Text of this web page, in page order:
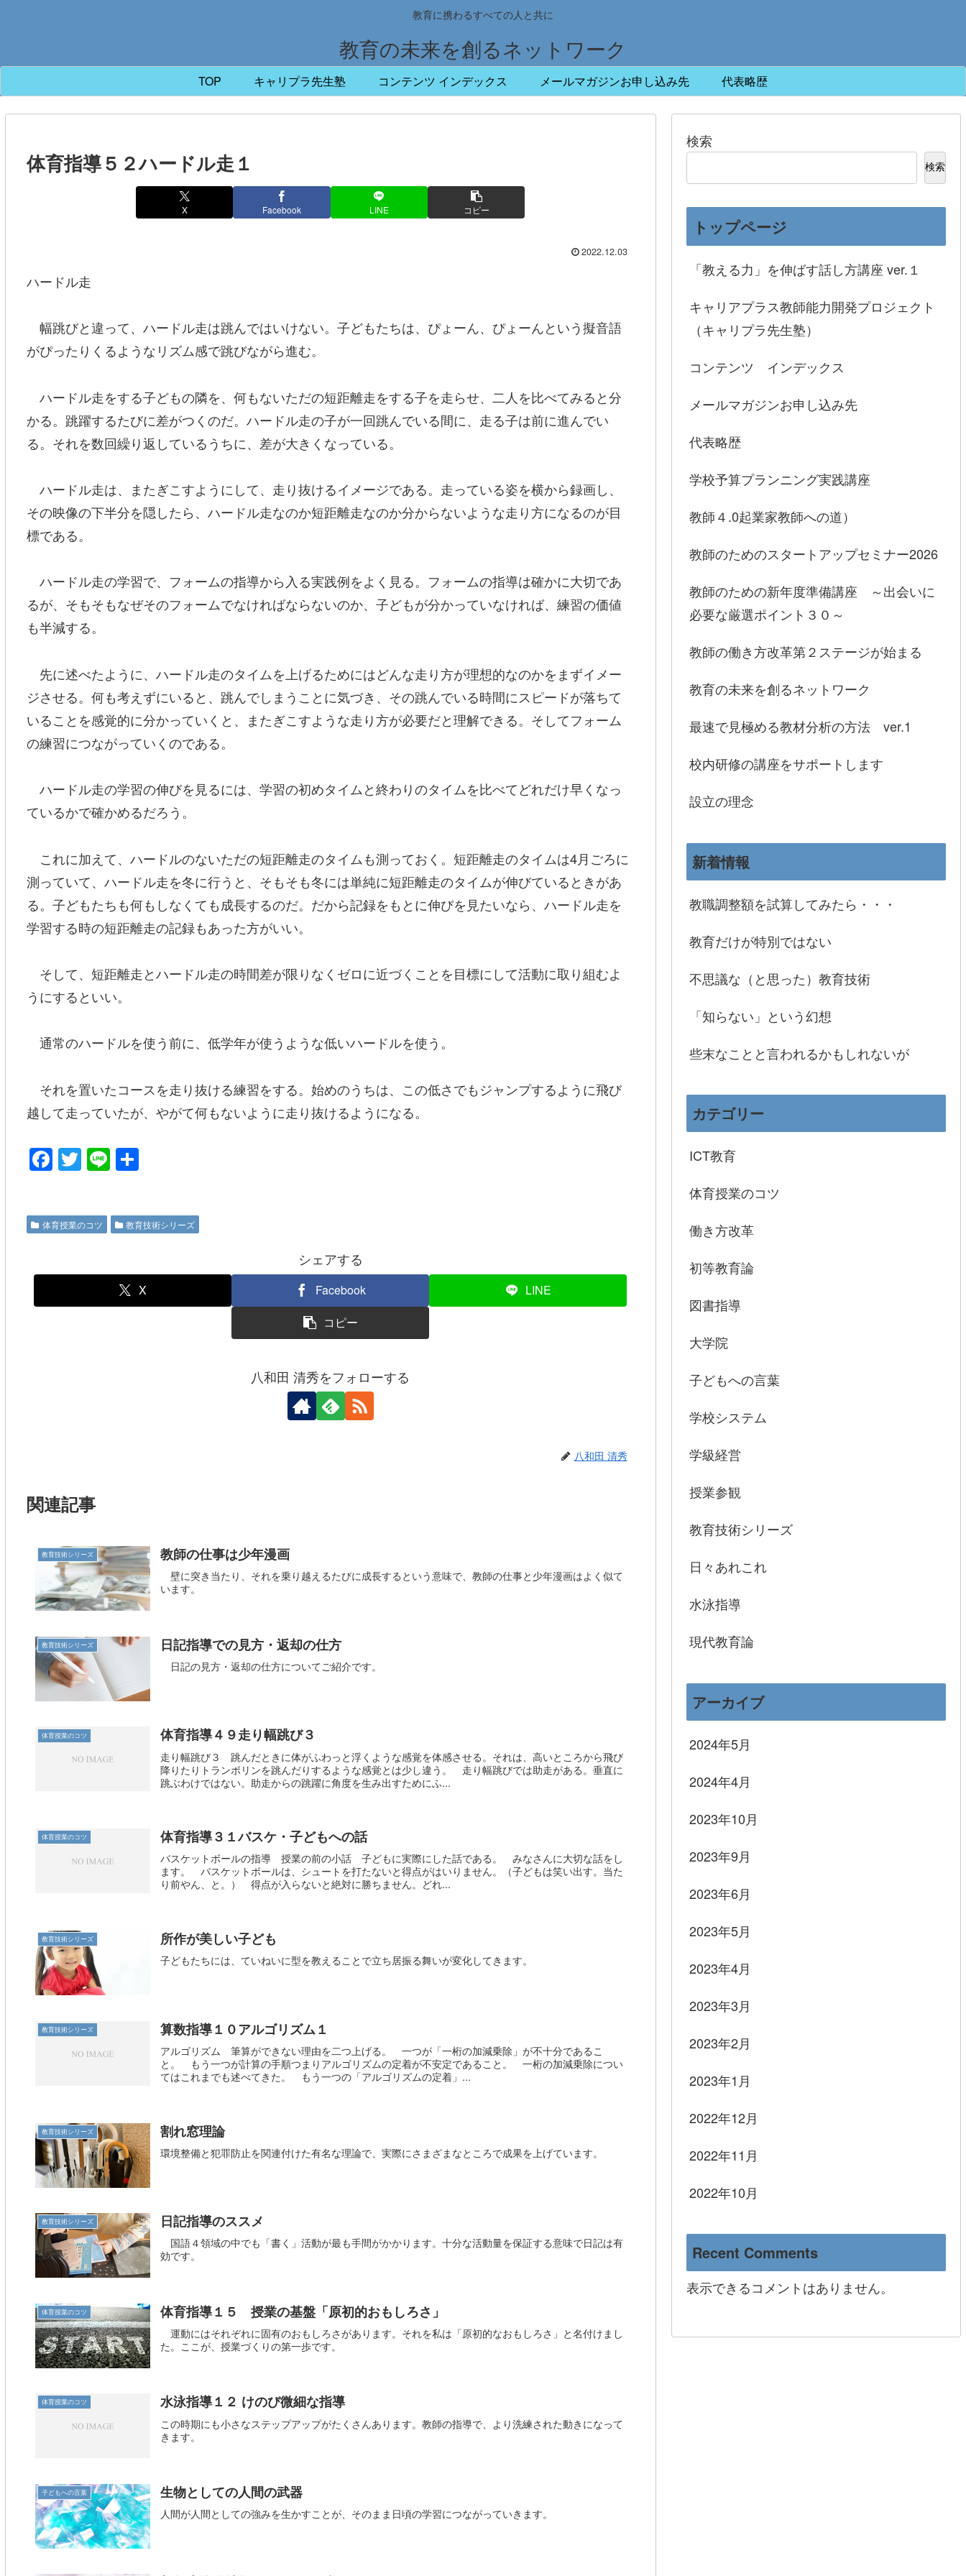
教育に携わるすべての人と共に
教育の未来を創るネットワーク
TOP キャリプラ先生塾 コンテンツ インデックス メールマガジンお申し込み先 代表略歴
体育指導５２ハードル走１
X Facebook LINE コピー
2022.12.03
ハードル走
幅跳びと違って、ハードル走は跳んではいけない。子どもたちは、ぴょーん、ぴょーんという擬音語
がぴったりくるようなリズム感で跳びながら進む。
ハードル走をする子どもの隣を、何もないただの短距離走をする子を走らせ、二人を比べてみると分
かる。跳躍するたびに差がつくのだ。ハードル走の子が一回跳んでいる間に、走る子は前に進んでい
る。それを数回繰り返しているうちに、差が大きくなっている。
ハードル走は、またぎこすようにして、走り抜けるイメージである。走っている姿を横から録画し、
その映像の下半分を隠したら、ハードル走なのか短距離走なのか分からないような走り方になるのが目
標である。
ハードル走の学習で、フォームの指導から入る実践例をよく見る。フォームの指導は確かに大切であ
るが、そもそもなぜそのフォームでなければならないのか、子どもが分かっていなければ、練習の価値
も半減する。
先に述べたように、ハードル走のタイムを上げるためにはどんな走り方が理想的なのかをまずイメー
ジさせる。何も考えずにいると、跳んでしまうことに気づき、その跳んでいる時間にスピードが落ちて
いることを感覚的に分かっていくと、またぎこすような走り方が必要だと理解できる。そしてフォーム
の練習につながっていくのである。
ハードル走の学習の伸びを見るには、学習の初めタイムと終わりのタイムを比べてどれだけ早くなっ
ているかで確かめるだろう。
これに加えて、ハードルのないただの短距離走のタイムも測っておく。短距離走のタイムは4月ごろに
測っていて、ハードル走を冬に行うと、そもそも冬には単純に短距離走のタイムが伸びているときがあ
る。子どもたちも何もしなくても成長するのだ。だから記録をもとに伸びを見たいなら、ハードル走を
学習する時の短距離走の記録もあった方がいい。
そして、短距離走とハードル走の時間差が限りなくゼロに近づくことを目標にして活動に取り組むよ
うにするといい。
通常のハードルを使う前に、低学年が使うような低いハードルを使う。
それを置いたコースを走り抜ける練習をする。始めのうちは、この低さでもジャンプするように飛び
越して走っていたが、やがて何もないように走り抜けるようになる。
F
e
o
o
T
er
Li 共
体育授業のコツ 教育技術シリーズ
シェアする
X Facebook
LINE
コピー
八和田 清秀をフォローする
八和田 清秀
関連記事
教育技術シリーズ 教師の仕事は少年漫画
壁に突き当たり、それを乗り越えるたびに成長するという意味で、教師の仕事と少年漫画はよく似て
います。
教育技術シリーズ 日記指導での見方・返却の仕方
日記の見方・返却の仕方についてご紹介です。
体育授業のコツ 体育指導４９走り幅跳び３
走り幅跳び３ 跳んだときに体がふわっと浮くような感覚を体感させる。それは、高いところから飛び
降りたりトランポリンを跳んだりするような感覚とは少し違う。 走り幅跳びでは助走がある。垂直に
跳ぶわけではない。助走からの跳躍に角度を生み出すためにふ...
体育授業のコツ 体育指導３１バスケ・子どもへの話
バスケットボールの指導 授業の前の小話 子どもに実際にした話である。 みなさんに大切な話をし
ます。 バスケットボールは、シュートを打たないと得点がはいりません。（子どもは笑い出す。当た
り前やん、と。） 得点が入らないと絶対に勝ちません。どれ...
教育技術シリーズ 所作が美しい子ども
子どもたちには、ていねいに型を教えることで立ち居振る舞いが変化してきます。
教育技術シリーズ 算数指導１０アルゴリズム１
アルゴリズム 筆算ができない理由を二つ上げる。 一つが「一桁の加減乗除」が不十分であるこ
と。 もう一つが計算の手順つまりアルゴリズムの定着が不安定であること。 一桁の加減乗除につい
てはこれまでも述べてきた。 もう一つの「アルゴリズムの定着」...
教育技術シリーズ 割れ窓理論
環境整備と犯罪防止を関連付けた有名な理論で、実際にさまざまなところで成果を上げています。
教育技術シリーズ 日記指導のススメ
国語４領域の中でも「書く」活動が最も手間がかかります。十分な活動量を保証する意味で日記は有
効です。
体育授業のコツ 体育指導１５ 授業の基盤「原初的おもしろさ」
運動にはそれぞれに固有のおもしろさがあります。それを私は「原初的なおもしろさ」と名付けまし
た。ここが、授業づくりの第一歩です。
体育授業のコツ 水泳指導１２ けのび微細な指導
この時期にも小さなステップアップがたくさんあります。教師の指導で、より洗練された動きになって
きます。
子どもへの言葉 生物としての人間の武器
人間が人間としての強みを生かすことが、そのまま日頃の学習につながっていきます。
検索
検索
トップページ
「教える力」を伸ばす話し方講座 ver.１
キャリアプラス教師能力開発プロジェクト
（キャリプラ先生塾）
コンテンツ インデックス
メールマガジンお申し込み先
代表略歴
学校予算プランニング実践講座
教師４.0起業家教師への道）
教師のためのスタートアップセミナー2026
教師のための新年度準備講座 ～出会いに
必要な厳選ポイント３０～
教師の働き方改革第２ステージが始まる
教育の未来を創るネットワーク
最速で見極める教材分析の方法 ver.1
校内研修の講座をサポートします
設立の理念
新着情報
教職調整額を試算してみたら・・・
教育だけが特別ではない
不思議な（と思った）教育技術
「知らない」という幻想
些末なことと言われるかもしれないが
カテゴリー
ICT教育
体育授業のコツ
働き方改革
初等教育論
図書指導
大学院
子どもへの言葉
学校システム
学級経営
授業参観
教育技術シリーズ
日々あれこれ
水泳指導
現代教育論
アーカイブ
2024年5月
2024年4月
2023年10月
2023年9月
2023年6月
2023年5月
2023年4月
2023年3月
2023年2月
2023年1月
2022年12月
2022年11月
2022年10月
Recent Comments
表示できるコメントはありません。